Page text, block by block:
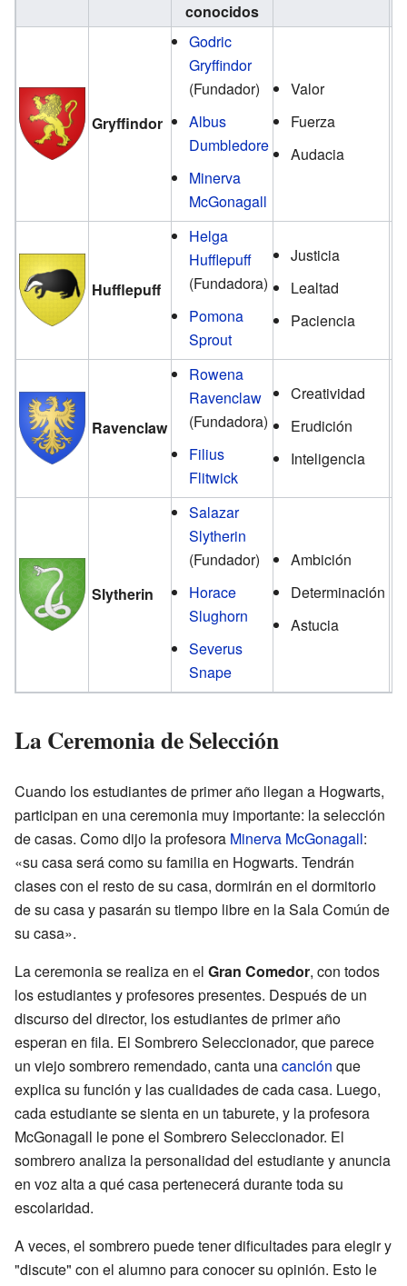
conocidos
Gryffindor
Godric
Gryffindor
(Fundador)
Albus
Dumbledore
Minerva
McGonagall
Valor
Fuerza
Audacia
Hufflepuff
Helga
Hufflepuff
(Fundadora)
Pomona
Sprout
Justicia
Lealtad
Paciencia
Ravenclaw
Rowena
Ravenclaw
(Fundadora)
Filius
Flitwick
Creatividad
Erudición
Inteligencia
Slytherin
Salazar
Slytherin
(Fundador)
Horace
Slughorn
Severus
Snape
Ambición
Determinación
Astucia
La Ceremonia de Selección
Cuando los estudiantes de primer año llegan a Hogwarts,
participan en una ceremonia muy importante: la selección
de casas. Como dijo la profesora Minerva McGonagall:
«su casa será como su familia en Hogwarts. Tendrán
clases con el resto de su casa, dormirán en el dormitorio
de su casa y pasarán su tiempo libre en la Sala Común de
su casa».
La ceremonia se realiza en el Gran Comedor, con todos
los estudiantes y profesores presentes. Después de un
discurso del director, los estudiantes de primer año
esperan en fila. El Sombrero Seleccionador, que parece
un viejo sombrero remendado, canta unacanción que
explica su función y las cualidades de cada casa. Luego,
cada estudiante se sienta en un taburete, y la profesora
McGonagall le pone el Sombrero Seleccionador. El
sombrero analiza la personalidad del estudiante y anuncia
en voz alta a qué casa pertenecerá durante toda su
escolaridad.
A veces, el sombrero puede tener dificultades para elegir y
"discute" con el alumno para conocer su opinión. Esto le